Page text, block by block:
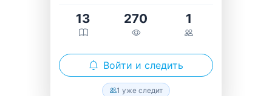
13 270 1
Войти и следить
1 уже следит